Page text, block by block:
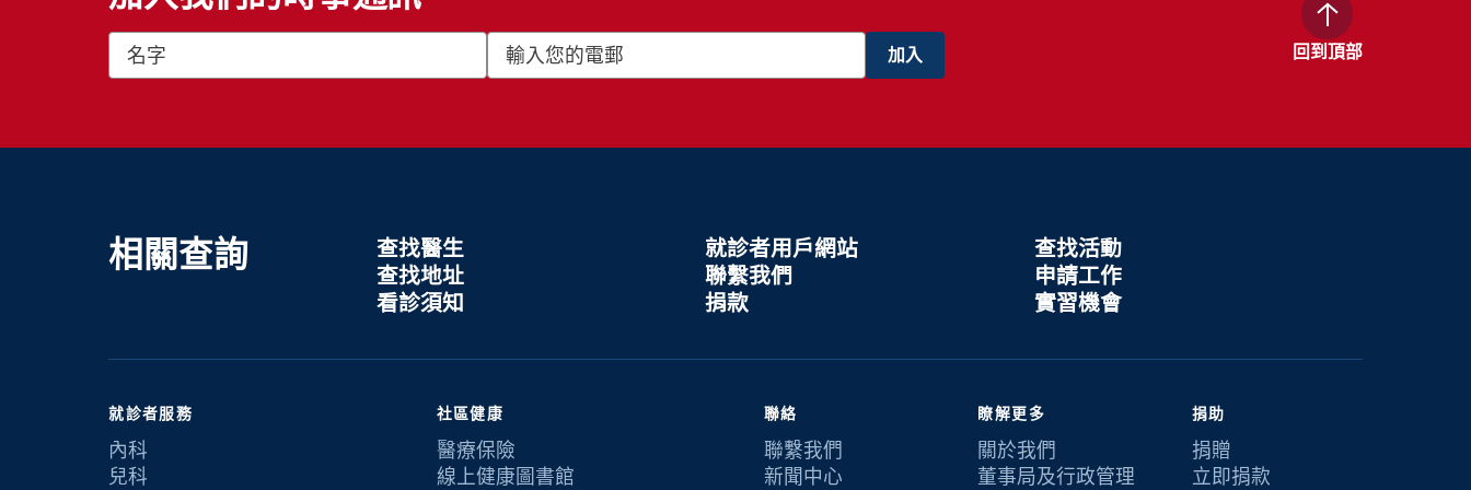
回到頂部
相關查詢
查找醫生
查找地址
看診須知
就診者用戶網站
聯繫我們
捐款
查找活動
申請工作
實習機會
就診者服務
內科
兒科
社區健康
醫療保險
線上健康圖書館
聯絡
聯繫我們
新聞中心
瞭解更多
關於我們
董事局及行政管理
捐助
捐贈
立即捐款